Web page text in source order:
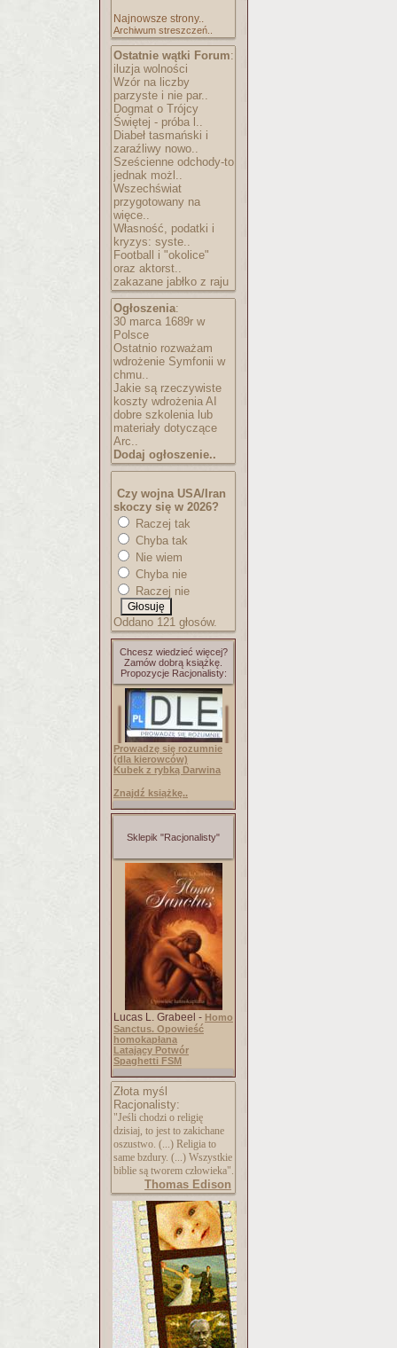
Najnowsze strony..
Archiwum streszczeń..
Ostatnie wątki Forum:
iluzja wolności
Wzór na liczby
parzyste i nie par..
Dogmat o Trójcy
Świętej - próba l..
Diabeł tasmański i
zaraźliwy nowo..
Sześcienne odchody-to
jednak możl..
Wszechświat
przygotowany na
więce..
Własność, podatki i
kryzys: syste..
Football i "okolice"
oraz aktorst..
zakazane jabłko z raju
Ogłoszenia:
30 marca 1689r w
Polsce
Ostatnio rozważam
wdrożenie Symfonii w
chmu..
Jakie są rzeczywiste
koszty wdrożenia AI
dobre szkolenia lub
materiały dotyczące
Arc..
Dodaj ogłoszenie..
Czy wojna USA/Iran
skoczy się w 2026?
Raczej tak
Chyba tak
Nie wiem
Chyba nie
Raczej nie
Oddano 121 głosów.
Chcesz wiedzieć więcej?
Zamów dobrą książkę.
Propozycje Racjonalisty:
Prowadzę się rozumnie
(dla kierowców)
Kubek z rybką Darwina
Znajdź książkę..
Sklepik "Racjonalisty"
Lucas L. Grabeel - Homo
Sanctus. Opowieść
homokapłana
Latający Potwór
Spaghetti FSM
Złota myśl
Racjonalisty:
"Jeśli chodzi o religię
dzisiaj, to jest to zakichane
oszustwo. (...) Religia to
same bzdury. (...) Wszystkie
biblie są tworem człowieka".
Thomas Edison